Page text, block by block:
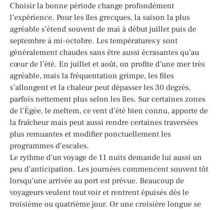
Choisir la bonne période change profondément
l’expérience. Pour les îles grecques, la saison la plus
agréable s’étend souvent de mai à début juillet puis de
septembre à mi-octobre. Les températures y sont
généralement chaudes sans être aussi écrasantes qu’au
cœur de l’été. En juillet et août, on profite d’une mer très
agréable, mais la fréquentation grimpe, les files
s’allongent et la chaleur peut dépasser les 30 degrés,
parfois nettement plus selon les îles. Sur certaines zones
de l’Égée, le meltem, ce vent d’été bien connu, apporte de
la fraîcheur mais peut aussi rendre certaines traversées
plus remuantes et modifier ponctuellement les
programmes d’escales.
Le rythme d’un voyage de 11 nuits demande lui aussi un
peu d’anticipation. Les journées commencent souvent tôt
lorsqu’une arrivée au port est prévue. Beaucoup de
voyageurs veulent tout voir et rentrent épuisés dès le
troisième ou quatrième jour. Or une croisière longue se